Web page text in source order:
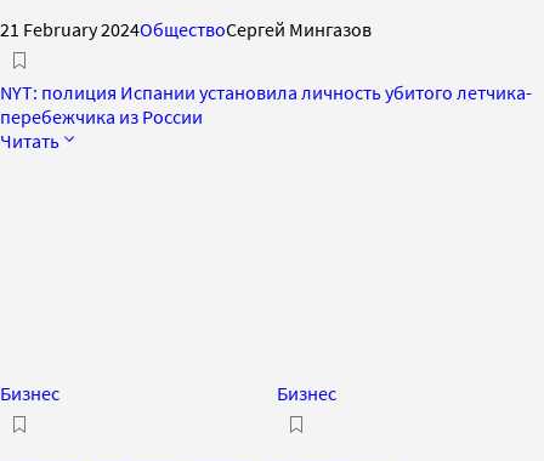
21 February 2024ОбществоСергей Мингазов
NYT: полиция Испании установила личность убитого летчика-
перебежчика из России
Читать
Бизнес Бизнес